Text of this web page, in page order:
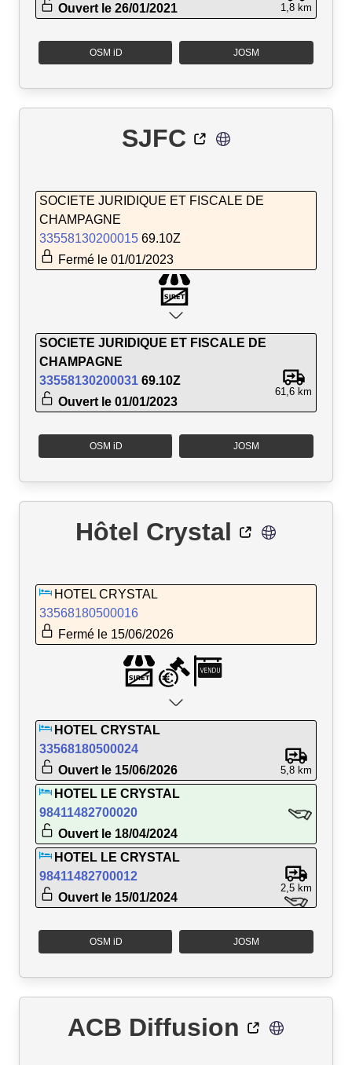
Ouvert le 26/01/2021
1,8 km
OSM iD JOSM
SJFC
SOCIETE JURIDIQUE ET FISCALE DE
CHAMPAGNE
33558130200015 69.10Z
Fermé le 01/01/2023
SOCIETE JURIDIQUE ET FISCALE DE
CHAMPAGNE
33558130200031 69.10Z
Ouvert le 01/01/2023
61,6 km
OSM iD JOSM
Hôtel Crystal
HOTEL CRYSTAL
33568180500016
Fermé le 15/06/2026
HOTEL CRYSTAL
33568180500024
Ouvert le 15/06/2026
5,8 km
HOTEL LE CRYSTAL
98411482700020
Ouvert le 18/04/2024
HOTEL LE CRYSTAL
98411482700012
Ouvert le 15/01/2024
2,5 km
OSM iD JOSM
ACB Diffusion